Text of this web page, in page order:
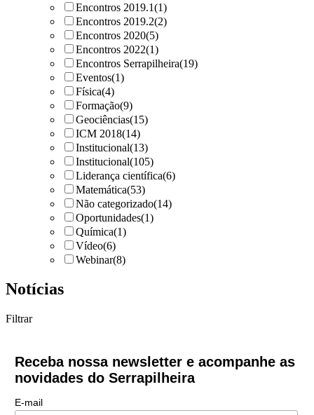
Encontros 2019.1(1)
Encontros 2019.2(2)
Encontros 2020(5)
Encontros 2022(1)
Encontros Serrapilheira(19)
Eventos(1)
Física(4)
Formação(9)
Geociências(15)
ICM 2018(14)
Institucional(13)
Institucional(105)
Liderança científica(6)
Matemática(53)
Não categorizado(14)
Oportunidades(1)
Química(1)
Vídeo(6)
Webinar(8)
Notícias
Filtrar
Receba nossa newsletter e acompanhe as
novidades do Serrapilheira
E-mail